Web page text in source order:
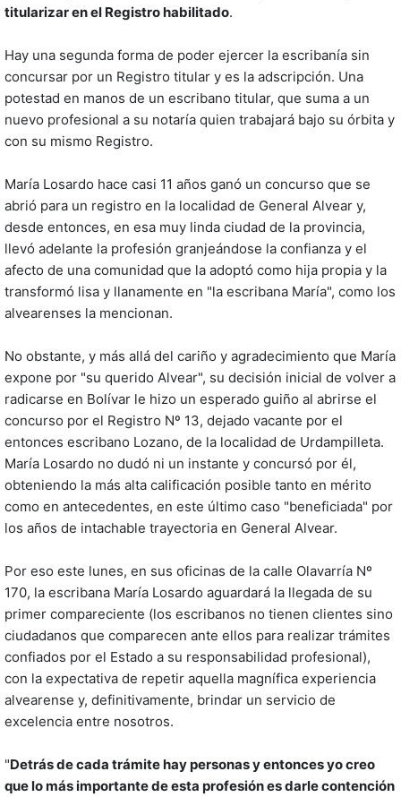
titularizar en el Registro habilitado.
Hay una segunda forma de poder ejercer la escribanía sin
concursar por un Registro titular y es la adscripción. Una
potestad en manos de un escribano titular, que suma a un
nuevo profesional a su notaría quien trabajará bajo su órbita y
con su mismo Registro.
María Losardo hace casi 11 años ganó un concurso que se
abrió para un registro en la localidad de General Alvear y,
desde entonces, en esa muy linda ciudad de la provincia,
llevó adelante la profesión granjeándose la confianza y el
afecto de una comunidad que la adoptó como hija propia y la
transformó lisa y llanamente en "la escribana María", como los
alvearenses la mencionan.
No obstante, y más allá del cariño y agradecimiento que María
expone por "su querido Alvear", su decisión inicial de volver a
radicarse en Bolívar le hizo un esperado guiño al abrirse el
concurso por el Registro Nº 13, dejado vacante por el
entonces escribano Lozano, de la localidad de Urdampilleta.
María Losardo no dudó ni un instante y concursó por él,
obteniendo la más alta calificación posible tanto en mérito
como en antecedentes, en este último caso "beneficiada" por
los años de intachable trayectoria en General Alvear.
Por eso este lunes, en sus oficinas de la calle Olavarría Nº
170, la escribana María Losardo aguardará la llegada de su
primer compareciente (los escribanos no tienen clientes sino
ciudadanos que comparecen ante ellos para realizar trámites
confiados por el Estado a su responsabilidad profesional),
con la expectativa de repetir aquella magnífica experiencia
alvearense y, definitivamente, brindar un servicio de
excelencia entre nosotros.
"Detrás de cada trámite hay personas y entonces yo creo
que lo más importante de esta profesión es darle contención